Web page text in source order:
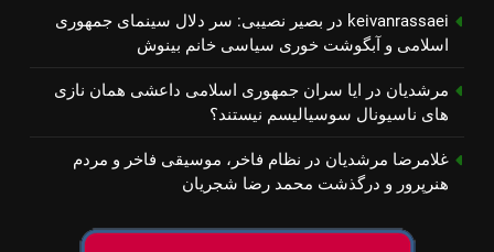
keivanrassaei در بصیر نصیبی: سر دلال سینمای جمهوری
اسلامی و آبگوشت خوری سیاسی خانم بینوش
مرشدیان در
ایا سران جمهوری اسلامی داعشی همان نازی
های ناسیونال سوسیالیسم نیستند؟
غلامرضا مرشدیان در نظام فاخر، موسیقی فاخر و مردم
هنرپرور و درگذشت محمد رضا شجریان